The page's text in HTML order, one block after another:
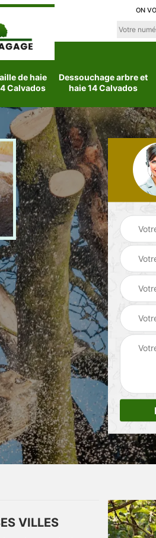
ON
de haie
Calvados
Dessouchage arbre et
haie 14 Calvados
Etetage d'arbre 14
Calvados
VILLES